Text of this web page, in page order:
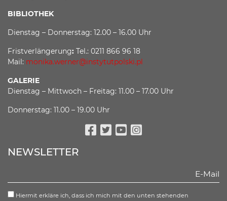
BIBLIOTHEK
Dienstag – Donnerstag: 12.00 – 16.00 Uhr
Fristverlängerung: Tel.: 0211 866 96 18
Mail: monika.werner@instytutpolski.pl
GALERIE
Dienstag – Mittwoch – Freitag: 11.00 – 17.00 Uhr
Donnerstag: 11.00 – 19.00 Uhr
NEWSLETTER
Hiermit erkläre ich, dass ich mich mit den unten stehenden